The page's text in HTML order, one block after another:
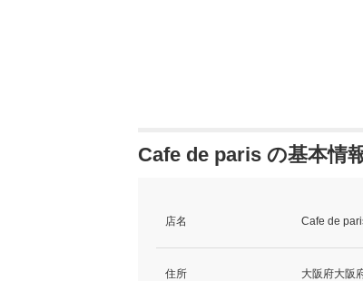
Cafe de paris の基本情
店名 Cafe de
住所 大阪府大阪